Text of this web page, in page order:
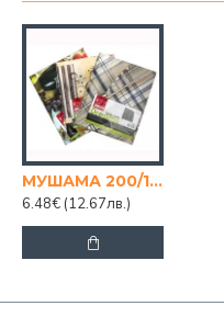
МУШАМА 200/140 ЕЛИПСА
6.48€ (12.67лв.)